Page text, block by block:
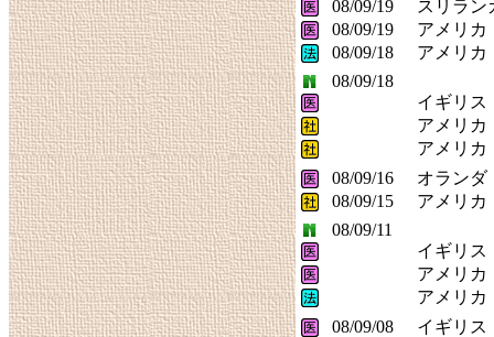
08/09/19
スリラン
08/09/19
アメリカ
08/09/18
アメリカ
08/09/18
イギリス
アメリカ
アメリカ
08/09/16
オランダ
08/09/15
アメリカ
08/09/11
イギリス
アメリカ
アメリカ
08/09/08
イギリス